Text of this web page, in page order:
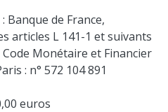
Banque de France,
articles L 141-1 et suivants
Monétaire et Financier
: n° 572 104 891
euros